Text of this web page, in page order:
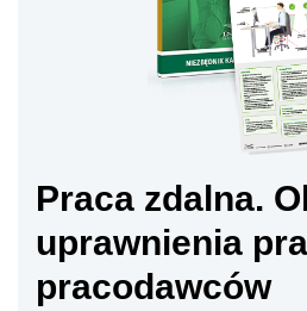
Praca zdalna.
uprawnienia
pracodawców